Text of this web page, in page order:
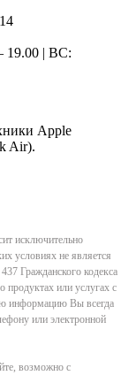
| ВС:
Apple
Air).
исключительно
условиях не является
Гражданского кодекса
продуктах или услугах с
информацию Вы всегда
или электронной
возможно с